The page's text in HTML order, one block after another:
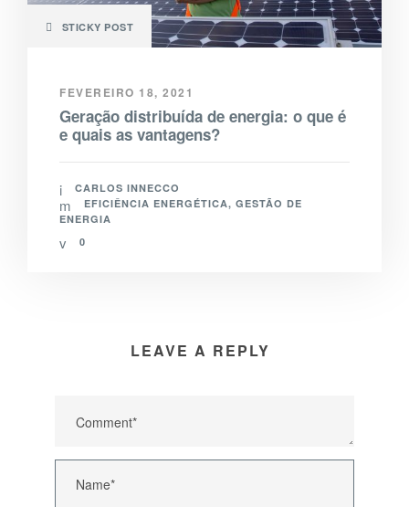
STICKY POST
FEVEREIRO 18, 2021
Geração distribuída de energia: o que é
e quais as vantagens?
CARLOS INNECCO
EFICIÊNCIA ENERGÉTICA, GESTÃO DE
ENERGIA
0
LEAVE A REPLY